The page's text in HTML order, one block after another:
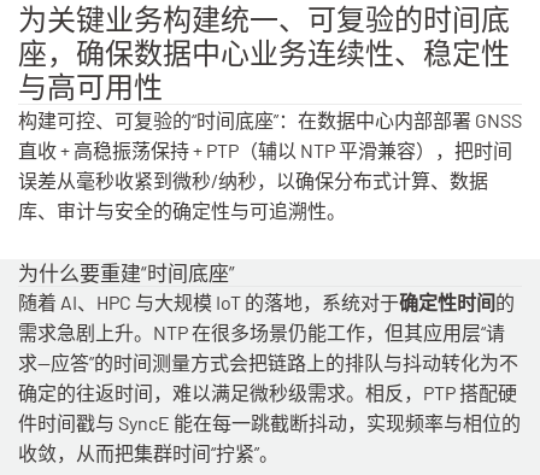
为关键业务构建统一、可复验的时间底
座，确保数据中心业务连续性、稳定性
与高可用性
构建可控、可复验的“时间底座”：在数据中心内部部署 GNSS
直收 + 高稳振荡保持 + PTP（辅以 NTP 平滑兼容），把时间
误差从毫秒收紧到微秒/纳秒，以确保分布式计算、数据
库、审计与安全的确定性与可追溯性。
为什么要重建“时间底座”
随着 AI、HPC 与大规模 IoT 的落地，系统对于确定性时间的
需求急剧上升。NTP 在很多场景仍能工作，但其应用层“请
求—应答”的时间测量方式会把链路上的排队与抖动转化为不
确定的往返时间，难以满足微秒级需求。相反，PTP 搭配硬
件时间戳与 SyncE 能在每一跳截断抖动，实现频率与相位的
收敛，从而把集群时间“拧紧”。